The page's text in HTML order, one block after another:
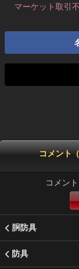
マーケット取引
コメント
コメン
胴防具
防具